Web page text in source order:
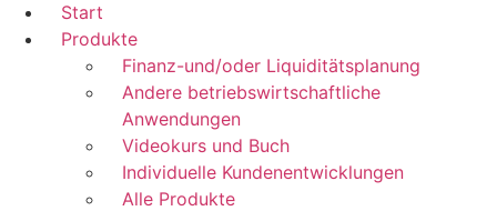
Start
Produkte
Finanz-und/oder Liquiditätsplanung
Andere betriebswirtschaftliche
Anwendungen
Videokurs und Buch
Individuelle Kundenentwicklungen
Alle Produkte